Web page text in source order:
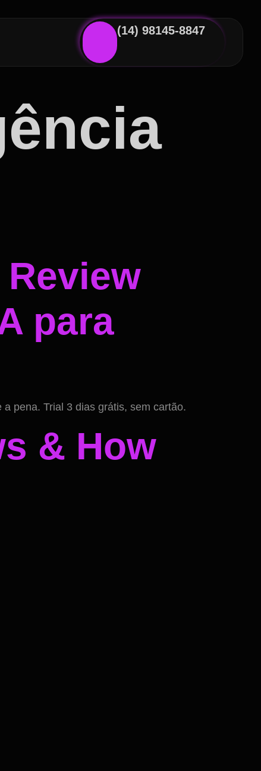
(14) 98145-8847
para
pena. Trial 3 dias grátis, sem cartão.
& How